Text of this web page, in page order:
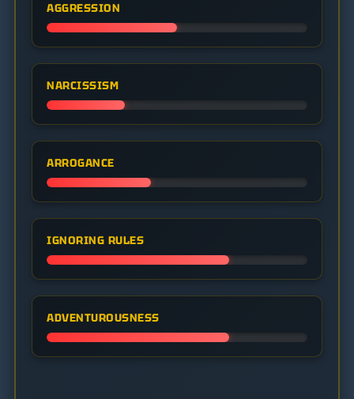
AGGRESSION
NARCISSISM
ARROGANCE
IGNORING RULES
ADVENTUROUSNESS